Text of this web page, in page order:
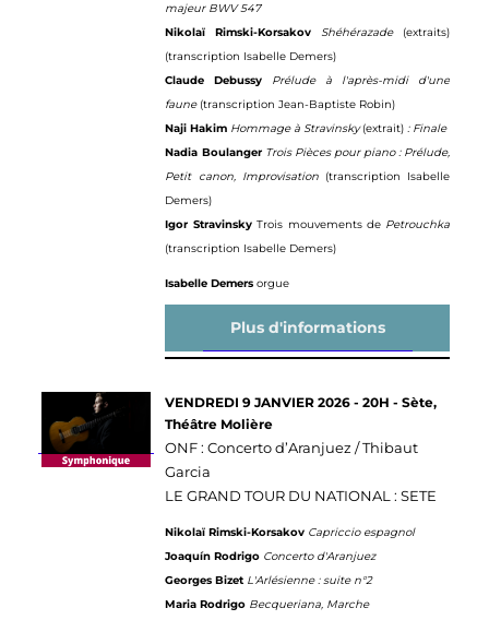
majeur BWV 547
Nikolaï Rimski-Korsakov
Shéhérazade(extraits)
(transcription Isabelle Demers)
Claude Debussy
Prélude à l'après-midi d'une
faune(transcription Jean-Baptiste Robin)
Naji Hakim Hommage à Stravinsky(extrait): Finale
Nadia Boulanger Trois Pièces pour piano : Prélude,
Petit canon, Improvisation(transcription Isabelle
Demers)
Igor StravinskyTrois mouvements de Petrouchka
(transcription Isabelle Demers)
Isabelle Demers orgue
Plus d'informations
VENDREDI 9 JANVIER 2026 - 20H - Sète,
Théâtre Molière
ONF : Concerto d’Aranjuez / Thibaut
Garcia
LE GRAND TOUR DU NATIONAL : SETE
Nikolaï Rimski-Korsakov Capriccio espagnol
Joaquín Rodrigo Concerto d'Aranjuez
Georges Bizet L'Arlésienne : suite n°2
Maria Rodrigo Becqueriana, Marche